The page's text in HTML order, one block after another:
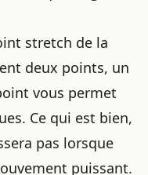
stretch de la
deux points, un
vous permet
Ce qui est bien,
pas lorsque
puissant.